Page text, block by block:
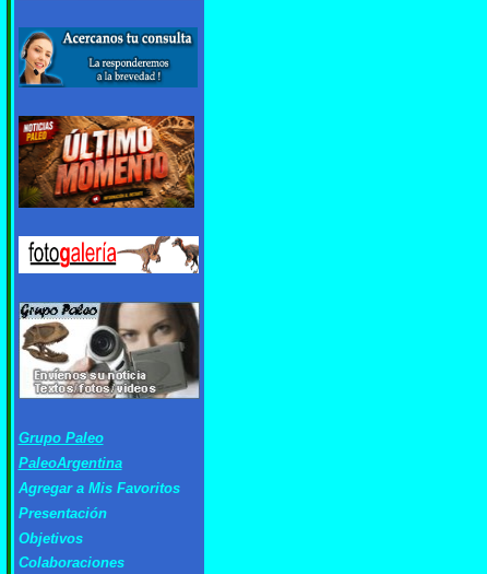
Grupo Paleo
PaleoArgentina
Agregar a Mis Favoritos
Presentación
Objetivos
Colaboraciones